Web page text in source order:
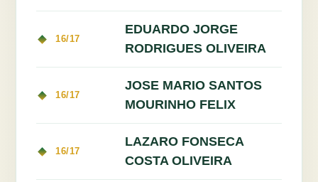
16/17
EDUARDO JORGE
RODRIGUES OLIVEIRA
16/17
JOSE MARIO SANTOS
MOURINHO FELIX
16/17
LAZARO FONSECA
COSTA OLIVEIRA